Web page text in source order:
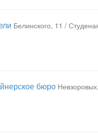
Белинского, 11 /
бюро